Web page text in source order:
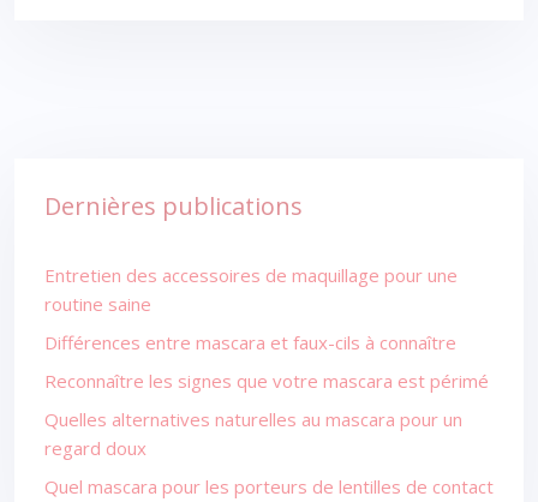
Dernières publications
Entretien des accessoires de maquillage pour une
routine saine
Différences entre mascara et faux-cils à connaître
Reconnaître les signes que votre mascara est périmé
Quelles alternatives naturelles au mascara pour un
regard doux
Quel mascara pour les porteurs de lentilles de contact